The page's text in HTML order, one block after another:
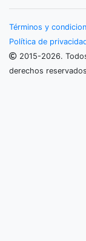
Términos y
Política de
2015-2026.
derechos